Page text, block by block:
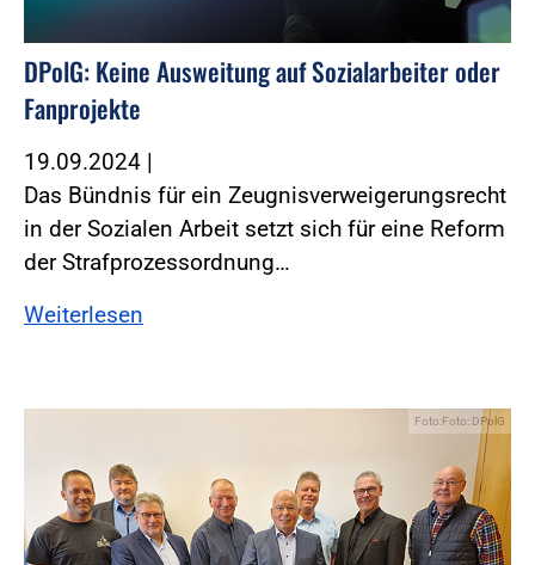
DPolG: Keine Ausweitung auf Sozialarbeiter oder
Fanprojekte
19.09.2024 |
Das Bündnis für ein Zeugnisverweigerungsrecht
in der Sozialen Arbeit setzt sich für eine Reform
der Strafprozessordnung…
Weiterlesen
Foto:Foto: DPolG